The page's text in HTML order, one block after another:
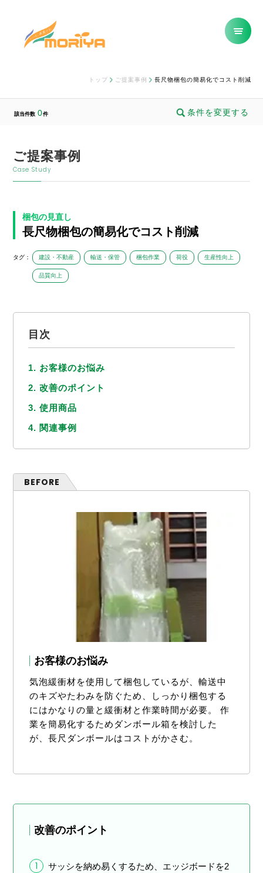
トップ ご提案事例 長尺物梱包の簡易化でコスト削減
該当件数 0件 条件を変更する
ご提案事例
Case Study
梱包の見直し
長尺物梱包の簡易化でコスト削減
タグ： 建設・不動産 輸送・保管 梱包作業 荷役 生産性向上
品質向上
目次
1. お客様のお悩み
2. 改善のポイント
3. 使用商品
4. 関連事例
BEFORE
お客様のお悩み
気泡緩衝材を使用して梱包しているが、輸送中
のキズやたわみを防ぐため、しっかり梱包する
にはかなりの量と緩衝材と作業時間が必要。 作
業を簡易化するためダンボール箱を検討した
が、長尺ダンボールはコストがかさむ。
改善のポイント
1
サッシを納め易くするため、エッジボードを2